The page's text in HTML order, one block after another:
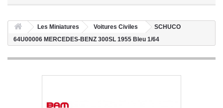
Les Miniatures Voitures Civiles
SCHUCO
64U00006 MERCEDES-BENZ 300SL 1955 Bleu 1/64